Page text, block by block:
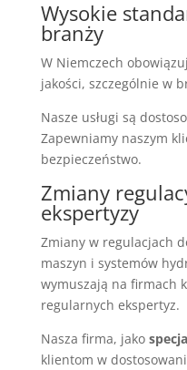
Wysokie
branży
W Niemczech
jakości, szczególnie w
Nasze usługi są
Zapewniamy naszym
bezpieczeństwo.
Zmiany
ekspertyzy
Zmiany w regulacjach
maszyn i systemów
wymuszają na firmach
regularnych ekspertyz.
Nasza firma, jako
klientom w